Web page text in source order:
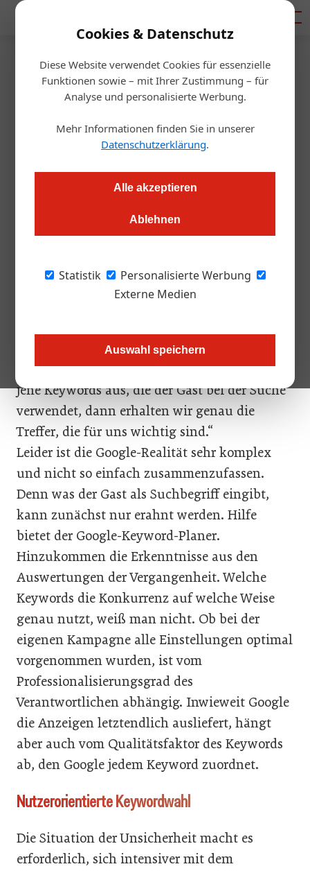
Cookies & Datenschutz
Diese Website verwendet Cookies für essenzielle
Funktionen sowie – mit Ihrer Zustimmung – für
Analyse und personalisierte Werbung.
Mehr Informationen finden Sie in unserer
Datenschutzerklärung.
Alle akzeptieren
Ablehnen
Statistik
Personalisierte Werbung
Externe Medien
Auswahl speichern
Startseite/Gastro & Hotel
Die richtigen Keywords für
Google-Anzeigen finden
Wie können mehr Direktbuchungen generiert werden? Teil 2
unserer Serie zu Google AdWords. Diesmal geht es um die
einstellt, um von den richtigen Gästen gefunden zu werden
und nicht für leere Kilometer zahlen zu müssen
die eigene Kampagne? Machen wir es uns
einfach und sagen: „Wählen wir doch exakt
jene Keywords aus, die der Gast bei der Suche
verwendet, dann erhalten wir genau die
Treffer, die für uns wichtig sind.“
Leider ist die Google-Realität sehr komplex
und nicht so einfach zusammenzufassen.
Denn was der Gast als Suchbegriff eingibt,
kann zunächst nur erahnt werden. Hilfe
bietet der Google-Keyword-Planer.
Hinzukommen die Erkenntnisse aus den
Auswertungen der Vergangenheit. Welche
Keywords die Konkurrenz auf welche Weise
genau nutzt, weiß man nicht. Ob bei der
eigenen Kampagne alle Einstellungen optimal
vorgenommen wurden, ist vom
Professionalisierungsgrad des
Verantwortlichen abhängig. Inwieweit Google
die Anzeigen letztendlich ausliefert, hängt
aber auch vom Qualitätsfaktor des Keywords
ab, den Google jedem Keyword zuordnet.
Nutzerorientierte Keywordwahl
Die Situation der Unsicherheit macht es
erforderlich, sich intensiver mit dem